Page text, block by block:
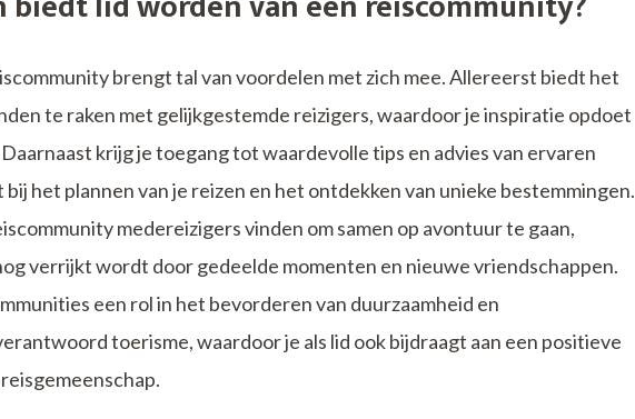
brengt tal van voordelen met zich mee. Allereerst biedt het
te raken met gelijkgestemde reizigers, waardoor je inspiratie opdoet
krijg je toegang tot waardevolle tips en advies van ervaren
het plannen van je reizen en het ontdekken van unieke bestemmingen.
medereizigers vinden om samen op avontuur te gaan,
verrijkt wordt door gedeelde momenten en nieuwe vriendschappen.
een rol in het bevorderen van duurzaamheid en
toerisme, waardoor je als lid ook bijdraagt aan een positieve